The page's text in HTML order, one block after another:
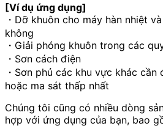
[Ví dụ ứng dụng]
・Dỡ khuôn cho máy hàn nhiệt
không
・Giải phóng khuôn trong các
・Sơn cách điện
・Sơn phủ các khu vực khác
hoặc ma sát thấp nhất
Chúng tôi cũng có nhiều dòng
hợp với ứng dụng của bạn, bao